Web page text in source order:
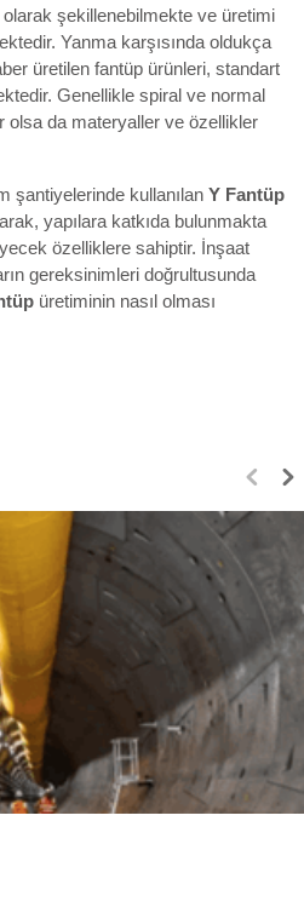
şekillenebilmekte ve üretimi
Yanma karşısında oldukça
üretilen fantüp ürünleri, standart
Genellikle spiral ve normal
olsa da materyaller ve özellikler
şantiyelerinde kullanılan Y Fantüp
yapılara katkıda bulunmakta
özelliklere sahiptir. İnşaat
gereksinimleri doğrultusunda
üretiminin nasıl olması